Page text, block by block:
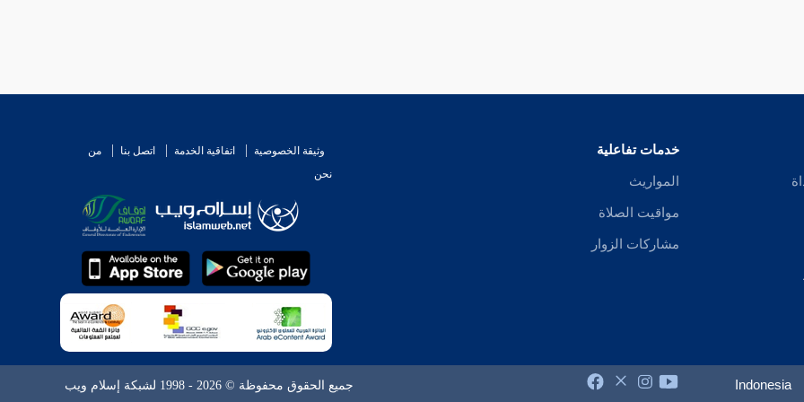
خدمات تفاعلية
المواريث
مواقيت الصلاة
مشاركات الزوار
وثيقة الخصوصية اتفاقية الخدمة اتصل بنا
من
نحن
Indonesia جميع الحقوق محفوظة © 2026 - 1998 لشبكة إسلام ويب